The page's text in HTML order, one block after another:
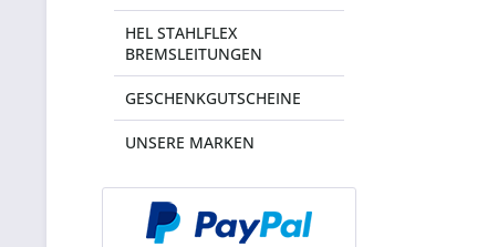
HEL STAHLFLEX
BREMSLEITUNGEN
GESCHENKGUTSCHEINE
UNSERE MARKEN